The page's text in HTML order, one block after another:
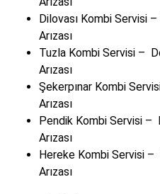
Dilovası Kombi Servisi
Arızası
Tuzla Kombi Servisi –
Arızası
Şekerpınar Kombi
Arızası
Pendik Kombi Servisi –
Arızası
Hereke Kombi Servisi
Arızası